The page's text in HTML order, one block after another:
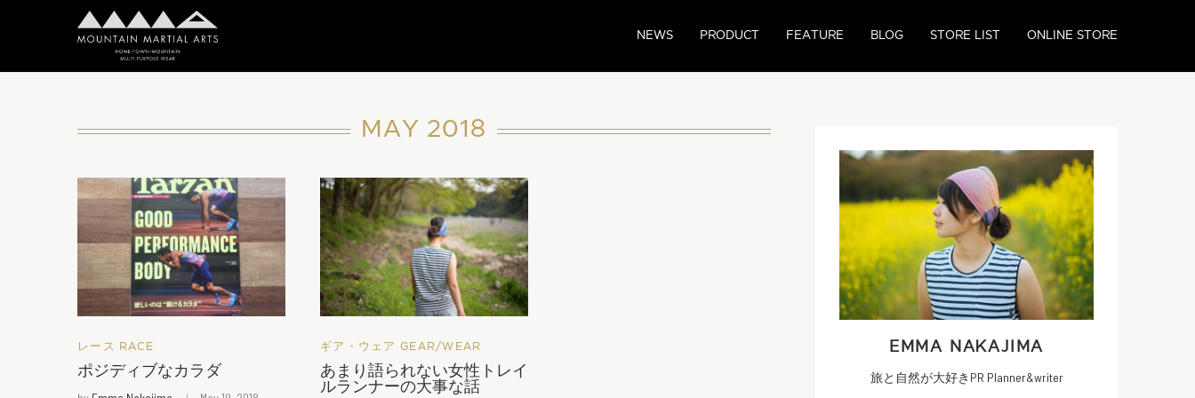
NEWS PRODUCT FEATURE BLOG STORE LIST ONLINE STORE
MAY 2018
レース RACE
ポジディブなカラダ
ギア・ウェア GEAR/WEAR
あまり語られない女性トレイ
ルランナーの大事な話
EMMA NAKAJIMA
旅と自然が大好きPR Planner&writer